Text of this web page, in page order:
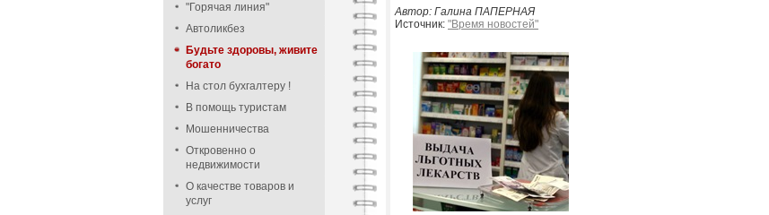
"Горячая линия"
Автоликбез
Будьте здоровы, живите
богато
На стол бухгалтеру !
В помощь туристам
Мошенничества
Откровенно о
недвижимости
О качестве товаров и
услуг
Автор: Галина ПАПЕРНАЯ
Источник: "Время новостей"